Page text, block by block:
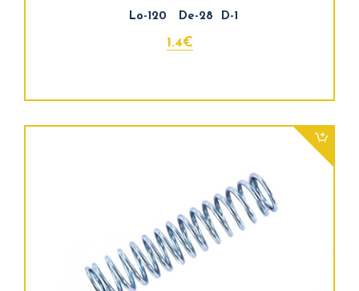
Lo-120 De-28 D-1
1.4€